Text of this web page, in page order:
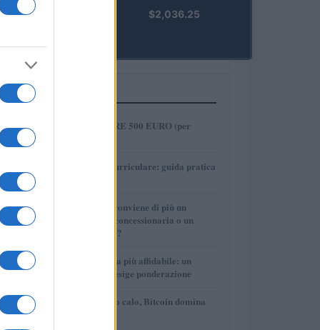
PRIME)
$2,036.25
PIÙ LETTI
1
COME INVESTIRE 500 EURO (per
2
Tirocinio extra-curriculare: guida pratica
3
Per le auto usate conviene di più un
finanziamento in concessionaria o un
prestito personale?
4
La macchina usata più affidabile: un
investimento che esige ponderazione
5
Mercati in leggero calo, Bitcoin domina